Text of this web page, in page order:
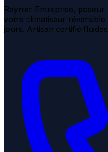
Raynier Entreprise, poseur
votre climatiseur réversible
jours. Artisan certifié